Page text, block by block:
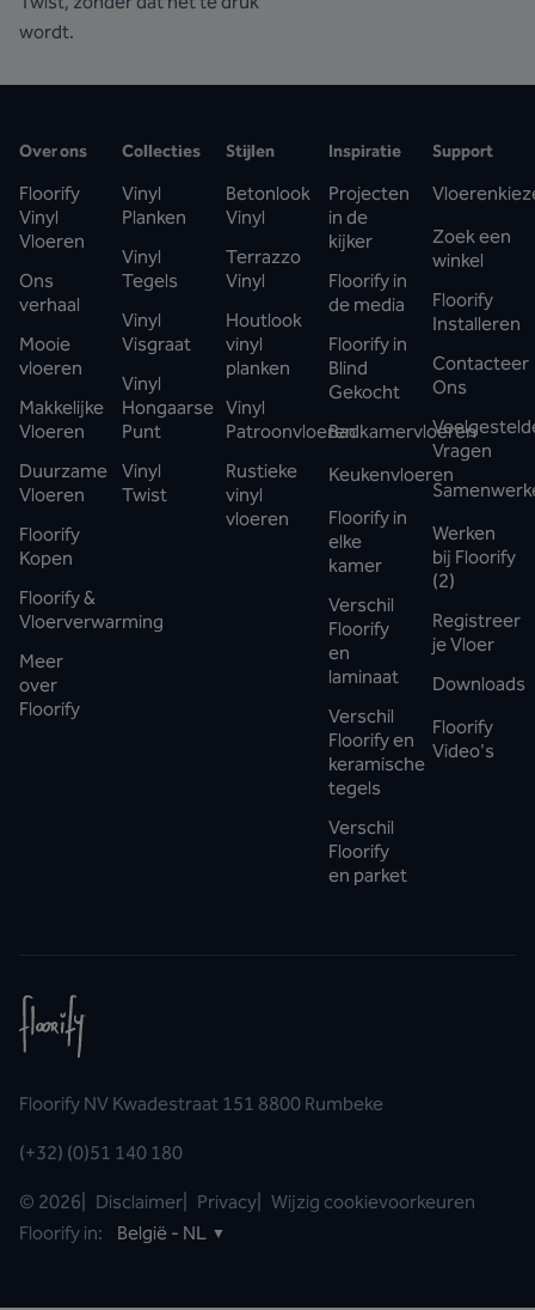
wordt.
Over ons
Floorify
Vinyl
Vloeren
Ons
verhaal
Mooie
vloeren
Makkelijke
Vloeren
Duurzame
Vloeren
Floorify
Kopen
Floorify &
Vloerverwarming
Meer
over
Floorify
Collecties
Vinyl
Planken
Vinyl
Tegels
Vinyl
Visgraat
Vinyl
Hongaarse
Punt
Vinyl
Twist
Stijlen
Betonlook
Vinyl
Terrazzo
Vinyl
Houtlook
vinyl
planken
Vinyl
Patroonvloeren
Rustieke
vinyl
vloeren
Inspiratie
Projecten
in de
kijker
Floorify in
de media
Floorify in
Blind
Gekocht
Badkamervloeren
Keukenvloeren
Floorify in
elke
kamer
Verschil
Floorify
en
laminaat
Verschil
Floorify en
keramische
tegels
Verschil
Floorify
en parket
Support
Zoek een
winkel
Floorify
Installeren
Contacteer
Ons
Vragen
Werken
bij Floorify
(2)
Registreer
je Vloer
Downloads
Floorify
Video's
Floorify NV Kwadestraat 151 8800 Rumbeke
(+32) (0)51 140 180
© 2026 Disclaimer Privacy
Wijzig cookievoorkeuren
Floorify in:
België - NL ▼